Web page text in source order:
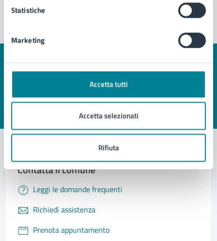
Statistiche
Marketing
Accetta tutti
Accetta selezionati
Rifiuta
Quanto sono chiare le informazioni su questa
Valuta 5 stelle su 5
Valuta 4 stelle su 5
Valuta 3 stelle su 5
Valuta 2 stelle su 5
Contatta il comune
Leggi le domande frequenti
Richiedi assistenza
Prenota appuntamento